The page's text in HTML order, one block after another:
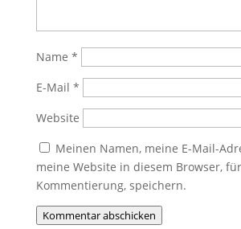
Name *
E-Mail *
Website
Meinen Namen, meine E-Mail-
meine Website in diesem Browser,
Kommentierung, speichern.
Kommentar abschicken